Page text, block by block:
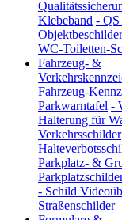
Klebeband - QS
WC-Toiletten-
Fahrzeug- &
Fahrzeug-
Parkwarntafel -
Halterung für
Verkehrsschilder
Parkplatz- &
- Schild
Straßenschilder